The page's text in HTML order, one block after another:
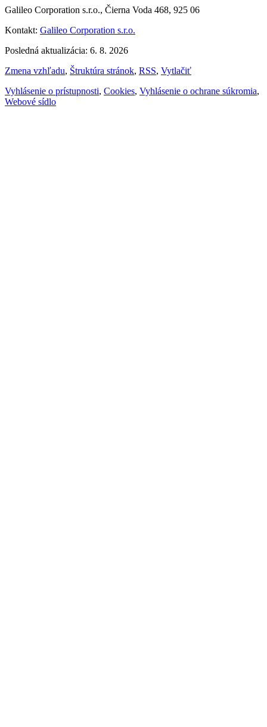
Galileo Corporation s.r.o., Čierna Voda 468, 925 06
Kontakt: Galileo Corporation s.r.o.
Posledná aktualizácia: 6. 8. 2026
Zmena vzhľadu, Štruktúra stránok, RSS, Vytlačiť
Vyhlásenie o prístupnosti, Cookies, Vyhlásenie o ochrane súkromia,
Webové sídlo